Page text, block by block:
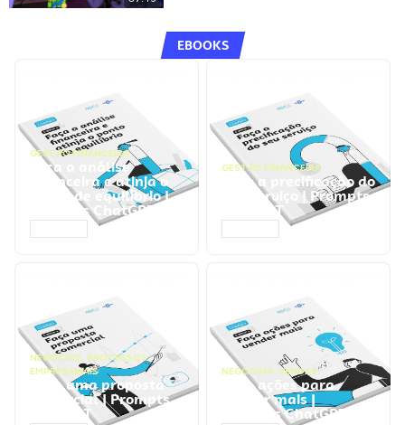
EBOOKS
GESTÃO FINANCEIRA
Faça a análise
financeira e atinja o
ponto de equilíbrio |
Prompts ChatGPT
GESTÃO FINANCEIRA
Faça a precificação do
seu serviço | Prompts
ChatGPT
NEGÓCIOS, PROCESSOS
EMPRESARIAIS
Faça uma proposta
comercial | Prompts
ChatGPT
NEGÓCIOS, VENDAS
Faça ações para
vender mais |
Prompts ChatGPT